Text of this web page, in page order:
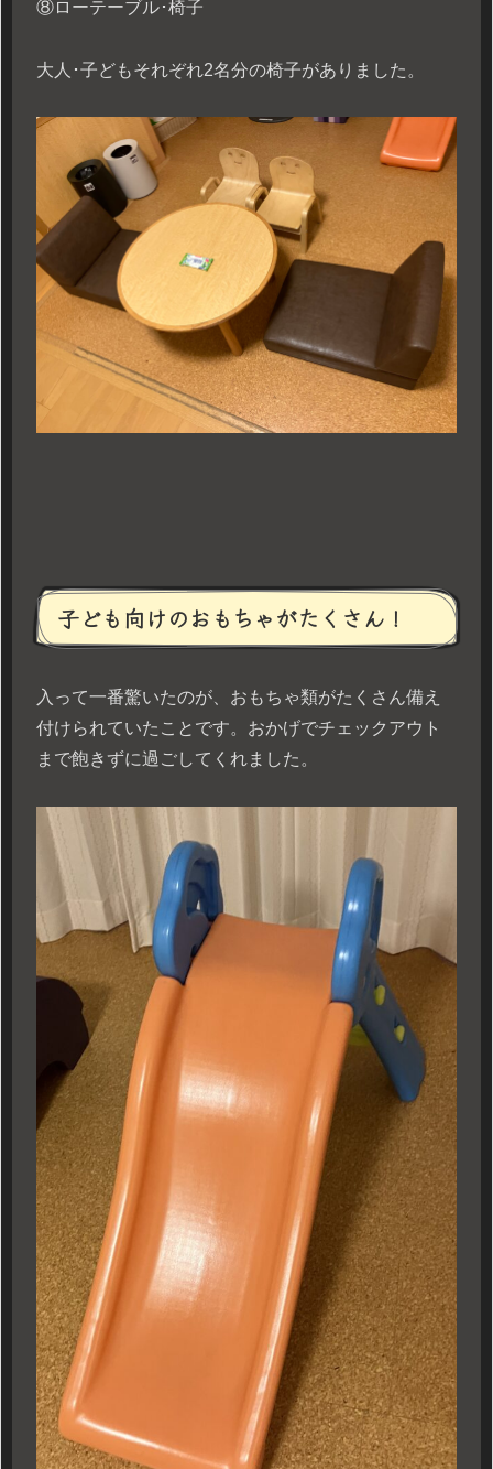
⑧ローテーブル･椅子
大人･子どもそれぞれ2名分の椅子がありました。
子ども向けのおもちゃがたくさん！
入って一番驚いたのが、おもちゃ類がたくさん備え
付けられていたことです。おかげでチェックアウト
まで飽きずに過ごしてくれました。